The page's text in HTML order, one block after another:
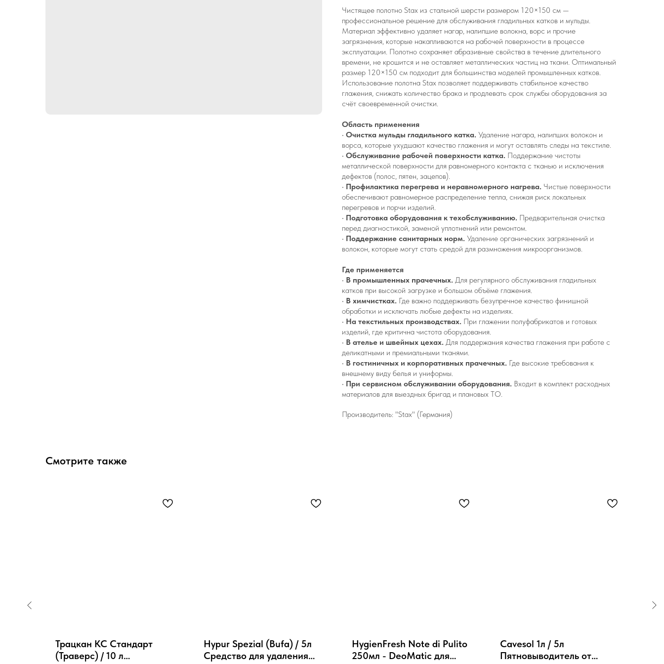
Чистящее полотно Stax из стальной шерсти размером 120×150 см —
профессиональное решение для обслуживания гладильных катков и мульды.
Материал эффективно удаляет нагар, налипшие волокна, ворс и прочие
загрязнения, которые накапливаются на рабочей поверхности в процессе
эксплуатации. Полотно сохраняет абразивные свойства в течение длительного
времени, не крошится и не оставляет металлических частиц на ткани. Оптимальный
размер 120×150 см подходит для большинства моделей промышленных катков.
Использование полотна Stax позволяет поддерживать стабильное качество
глажения, снижать количество брака и продлевать срок службы оборудования за
счёт своевременной очистки.
Область применения
• Очистка мульды гладильного катка. Удаление нагара, налипших волокон и
ворса, которые ухудшают качество глажения и могут оставлять следы на текстиле.
• Обслуживание рабочей поверхности катка. Поддержание чистоты
металлической поверхности для равномерного контакта с тканью и исключения
дефектов (полос, пятен, зацепов).
• Профилактика перегрева и неравномерного нагрева. Чистые поверхности
обеспечивают равномерное распределение тепла, снижая риск локальных
перегревов и порчи изделий.
• Подготовка оборудования к техобслуживанию. Предварительная очистка
перед диагностикой, заменой уплотнений или ремонтом.
• Поддержание санитарных норм. Удаление органических загрязнений и
волокон, которые могут стать средой для размножения микроорганизмов.
Где применяется
• В промышленных прачечных. Для регулярного обслуживания гладильных
катков при высокой загрузке и большом объёме глажения.
• В химчистках. Где важно поддерживать безупречное качество финишной
обработки и исключать любые дефекты на изделиях.
• На текстильных производствах. При глажении полуфабрикатов и готовых
изделий, где критична чистота оборудования.
• В ателье и швейных цехах. Для поддержания качества глажения при работе с
деликатными и премиальными тканями.
• В гостиничных и корпоративных прачечных. Где высокие требования к
внешнему виду белья и униформы.
• При сервисном обслуживании оборудования. Входит в комплект расходных
материалов для выездных бригад и плановых ТО.
Производитель: "Stax" (Германия)
Смотрите также
Трацкан КС Стандарт
(Траверс) / 10 л
Hypur Spezial (Bufa) / 5л
Средство для удаления
HygienFresh Note di Pulito
250мл - DeoMatic для
Cavesol 1л / 5л
Пятновыводитель от